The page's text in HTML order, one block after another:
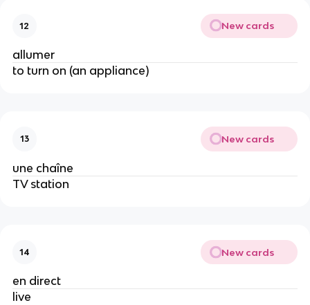
12 New cards
allumer
to turn on (an appliance)
13 New cards
une chaîne
TV station
14 New cards
en direct
live